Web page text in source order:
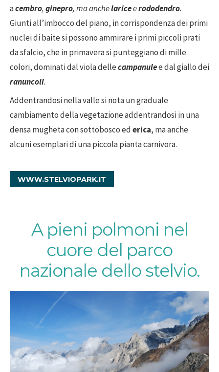
acembro,ginepro, ma anchelariceerododendro.
Giunti all’imbocco del piano, in corrispondenza dei primi
nuclei di baite si possono ammirare i primi piccoli prati
da sfalcio, che in primavera si punteggiano di mille
colori, dominati dal viola dellecampanulee dal giallo dei
ranuncoli.
Addentrandosi nella valle si nota un graduale
cambiamento della vegetazione addentrandosi in una
densa mugheta con sottobosco ederica, ma anche
alcuni esemplari di una piccola pianta carnivora.
WWW.STELVIOPARK.IT
A pieni polmoni nel
cuore del parco
nazionale dello stelvio.